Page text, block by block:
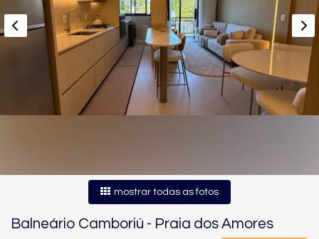
mostrar todas as fotos
Balneário Camboriú - Praia dos Amores